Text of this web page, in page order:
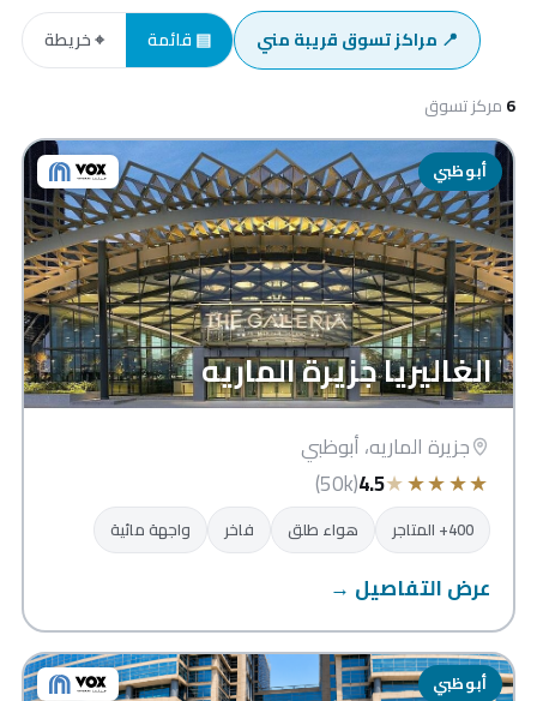
📍 مراكز تسوق قريبة مني ▤ قائمة ⌖ خريطة
6مركز تسوق
أبوظبي
الغاليريا جزيرة الماريه
جزيرة الماريه، أبوظبي
★
★
★
★
★
4.5
(50k)
400+ المتاجر هواء طلق فاخر واجهة مائية
عرض التفاصيل →
أبوظبي